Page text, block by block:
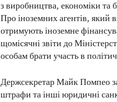
з виробництва, економіки та
Про іноземних агентів, який
отримують іноземне
щомісячні звіти до
особам брати участь в
Держсекретар Майк Помпео
штрафи та інші юридичні